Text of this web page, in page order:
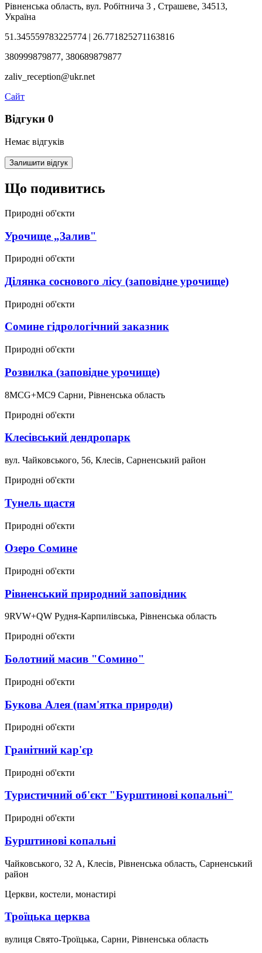
Рівненська область, вул. Робітнича 3 , Страшеве, 34513,
Україна
51.345559783225774 | 26.771825271163816
380999879877, 380689879877
zaliv_reception@ukr.net
Сайт
Відгуки 0
Немає відгуків
Залишити відгук
Що подивитись
Природні об'єкти
Урочище „Залив"
Природні об'єкти
Ділянка соснового лісу (заповідне урочище)
Природні об'єкти
Сомине гідрологічний заказник
Природні об'єкти
Розвилка (заповідне урочище)
8MCG+MC9 Сарни, Рівненська область
Природні об'єкти
Клесівський дендропарк
вул. Чайковського, 56, Клесів, Сарненський район
Природні об'єкти
Тунель щастя
Природні об'єкти
Озеро Сомине
Природні об'єкти
Рівненський природний заповідник
9RVW+QW Рудня-Карпилівська, Рівненська область
Природні об'єкти
Болотний масив "Сомино"
Природні об'єкти
Букова Алея (пам'ятка природи)
Природні об'єкти
Гранітний кар'єр
Природні об'єкти
Туристичний об'єкт "Бурштинові копальні"
Природні об'єкти
Бурштинові копальні
Чайковського, 32 А, Клесів, Рівненська область, Сарненський
район
Церкви, костели, монастирі
Троїцька церква
вулиця Свято-Троїцька, Сарни, Рівненська область